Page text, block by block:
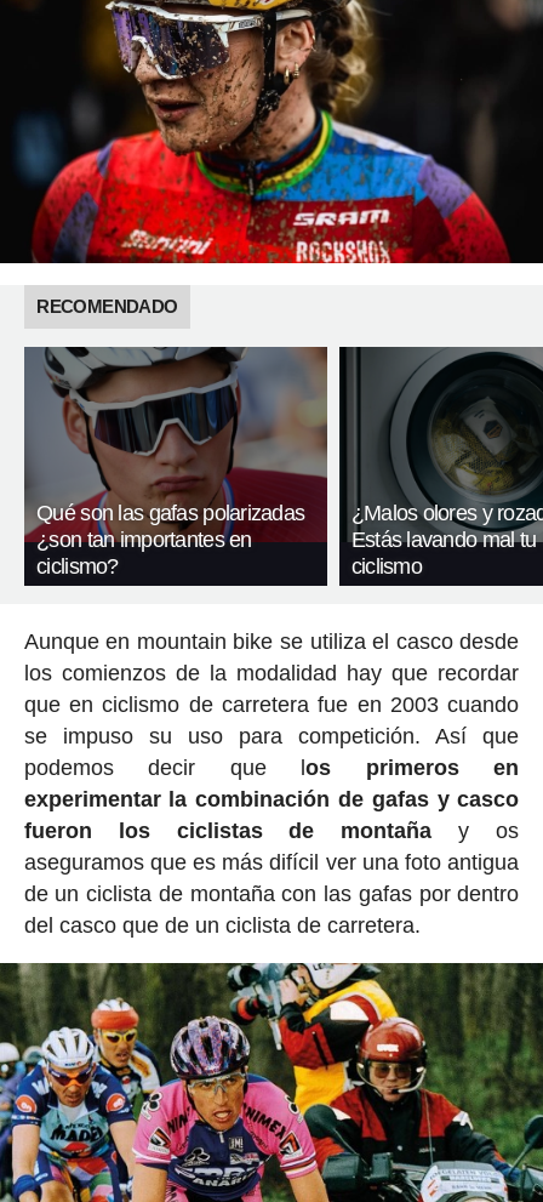
RECOMENDADO
Qué son las gafas polarizadas
¿son tan importantes en
ciclismo?
¿Malos olores y
Estás lavando mal tu
ciclismo
Aunque en mountain bike se utiliza el casco desde
los comienzos de la modalidad hay que recordar
que en ciclismo de carretera fue en 2003 cuando
se impuso su uso para competición. Así que
podemos decir que los primeros en
experimentar la combinación de gafas y casco
fueron los ciclistas de montañay os
aseguramos que es más difícil ver una foto antigua
de un ciclista de montaña con las gafas por dentro
del casco que de un ciclista de carretera.